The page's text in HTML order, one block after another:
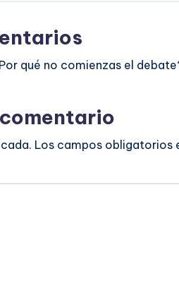
qué no comienzas el
Los campos obligatorios